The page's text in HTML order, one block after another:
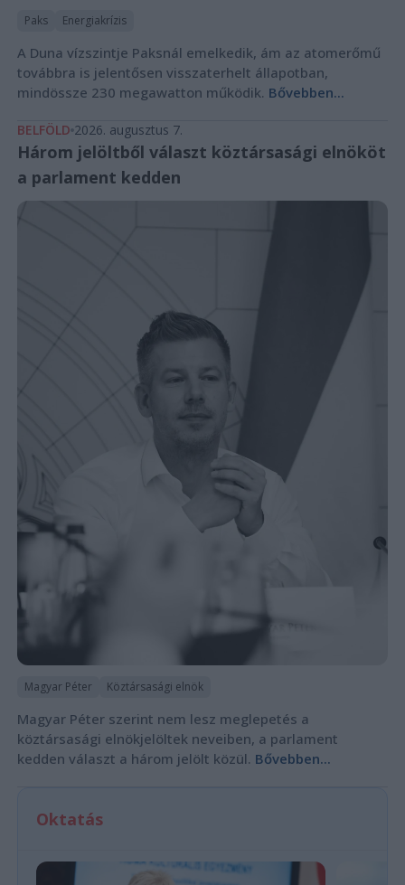
Paks Energiakrízis
A Duna vízszintje Paksnál emelkedik, ám az atomerőmű
továbbra is jelentősen visszaterhelt állapotban,
mindössze 230 megawatton működik. Bővebben...
BELFÖLD 2026. augusztus 7.
Három jelöltből választ köztársasági elnököt
a parlament kedden
Magyar Péter Köztársasági elnök
Magyar Péter szerint nem lesz meglepetés a
köztársasági elnökjelöltek neveiben, a parlament
kedden választ a három jelölt közül. Bővebben...
Oktatás